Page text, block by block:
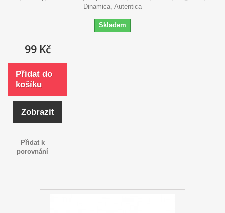
Dinamica, Autentica
Skladem
99 Kč
Přidat do
košíku
Zobrazit
Přidat k
porovnání